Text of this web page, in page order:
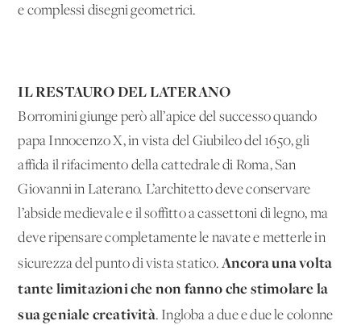
e complessi disegni geometrici.
IL RESTAURO DEL LATERANO
Borromini giunge però all’apice del successo quando
papa Innocenzo X, in vista del Giubileo del 1650, gli
affida il rifacimento della cattedrale di Roma, San
Giovanni in Laterano. L’architetto deve conservare
l’abside medievale e il soffitto a cassettoni di legno, ma
deve ripensare completamente le navate e metterle in
sicurezza del punto di vista statico.Ancora una volta
tante limitazioni che non fanno che stimolare la
sua geniale creatività. Ingloba a due e due le colonne